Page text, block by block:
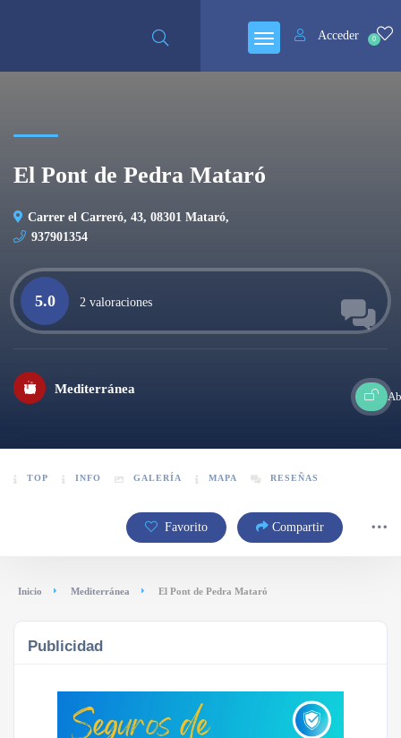
0
Acceder
El Pont de Pedra Mataró
Carrer el Carreró, 43, 08301 Mataró,
937901354
5.0 2 valoraciones
Mediterránea
TOP INFO GALERÍA MAPA RESEÑAS
Favorito Compartir
Inicio Mediterránea El Pont de Pedra Mataró
Publicidad